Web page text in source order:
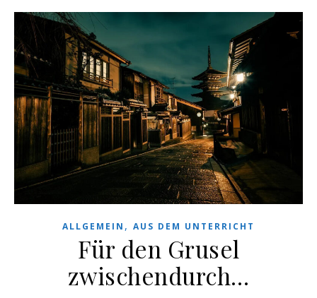
ALLGEMEIN , AUS DEM UNTERRICHT
Für den Grusel
zwischendurch…